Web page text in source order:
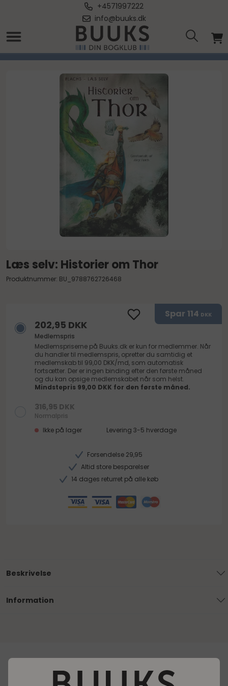
+4571997222
info@buuks.dk
Forside
Læs selv: Historier om Thor
Læs selv: Historier om Thor
Produktnummer: BU_9788762726468
Spar 114 DKK
202,95 DKK
Medlemspris
Medlemspriserne på Buuks.dk er kun for medlemmer. Når
du handler til medlemspris, opretter du samtidig et
medlemskab til 99,00 DKK/md, som automatisk
fortsætter. Der er ingen binding efter den første måned
og du kan opsige medlemskabet når som helst.
Mindstepris 99,00 DKK for den første måned.
316,95 DKK
Normalpris
Ikke på lager
Levering 3-5 hverdage
Forsendelse 29,95
Altid store besparelser
14 dages returret på alle køb
Beskrivelse
Information